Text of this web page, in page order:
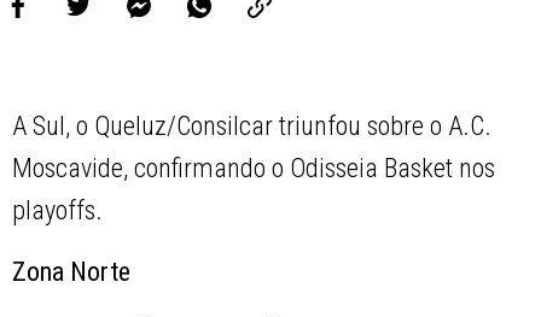
A Sul, o Queluz/Consilcar triunfou sobre o A.C.
Moscavide, confirmando o Odisseia Basket nos
playoffs.
Zona Norte